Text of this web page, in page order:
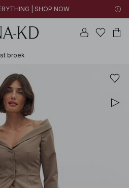
| SHOP NOW
broek